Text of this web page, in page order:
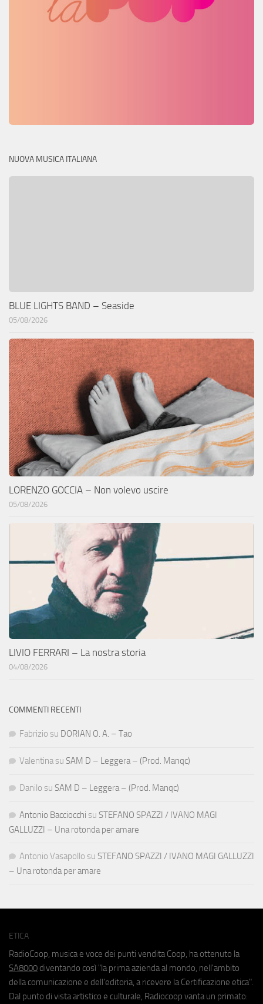
NUOVA MUSICA ITALIANA
BLUE LIGHTS BAND – Seaside
05/08/2026
LORENZO GOCCIA – Non volevo uscire
05/08/2026
LIVIO FERRARI – La nostra storia
04/08/2026
COMMENTI RECENTI
Fabrizio su DORIAN O. A. – Tao
Valentina su SAM D – Leggera – (Prod. Manqc)
Danilo su SAM D – Leggera – (Prod. Manqc)
Antonio Bacciocchi su STEFANO SPAZZI / IVANO MAGI
GALLUZZI – Una rotonda per amare
Antonio Vasapollo su STEFANO SPAZZI / IVANO MAGI GALLUZZI
– Una rotonda per amare
ETICA
RadioCoop, musica e voce dei punti vendita Coop, ha ottenuto la
SA8000 diventando così "la prima azienda al mondo, nell'ambito
della comunicazione e dell'editoria, a ricevere la Certificazione etica".
Dal punto di vista artistico e culturale, Radiocoop vanta un primato: